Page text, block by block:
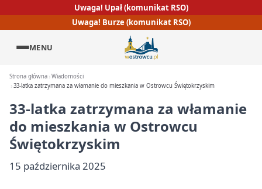
Uwaga! Upał (komunikat RSO)
Uwaga! Burze (komunikat RSO)
MENU
Strona główna Wiadomości
33-latka zatrzymana za włamanie do mieszkania w Ostrowcu Świętokrzyskim
33-latka zatrzymana za włamanie
do mieszkania w Ostrowcu
Świętokrzyskim
15 października 2025